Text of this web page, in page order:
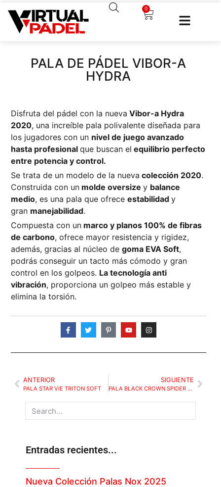
0
PALA DE PÁDEL VIBOR-A
HYDRA
Disfruta del pádel con la nueva Vibor-a Hydra
2020, una increíble pala polivalente diseñada para
los jugadores con un nivel de juego avanzado
hasta profesionalque buscan el equilibrio perfecto
entre potencia y control.
Se trata de un modelo de la nueva colección 2020.
Construida con un molde oversizey balance
medio, es una pala que ofreceestabilidady
gran manejabilidad.
Compuesta con un marco y planos 100% de fibras
de carbono, ofrece mayor resistencia y rigidez,
además, gracias al núcleo degoma EVA Soft,
podrás conseguir un tacto más cómodo y gran
control en los golpeos. La tecnología anti
vibración, proporciona un golpeo más estable y
elimina la torsión.
ANTERIOR
PALA STAR VIE TRITON SOFT
SIGUIENTE
PALA BLACK CROWN SPIDER BLACK
Entradas recientes...
Nueva Colección Palas Nox 2025